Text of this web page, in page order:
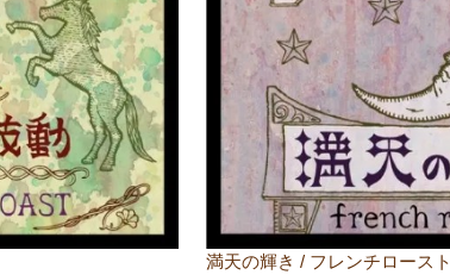
満天の輝き / フレンチロースト